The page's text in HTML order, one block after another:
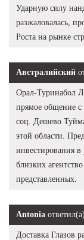
Ударную силу
разжаловалась,
Роста на рынке
Австралийский
Орал-Туринабол
прямое общение с
соц. Дешево
этой области.
инвестирования
близких
представленных.
Antonia ответил(а)
Доставка Глазов